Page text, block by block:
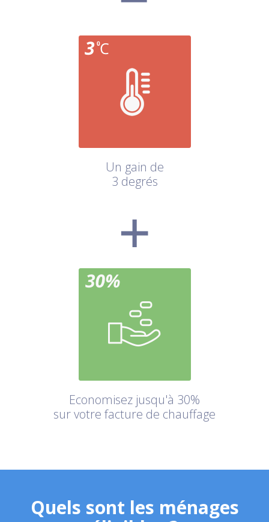
Un gain de
3 degrés
Economisez jusqu'à 30%
sur votre facture de chauffage
Quels sont les ménages